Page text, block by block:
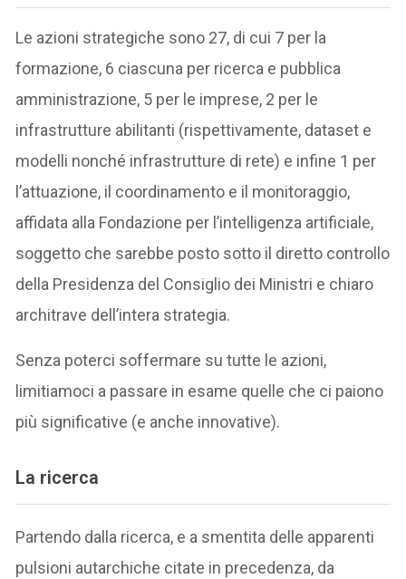
Le azioni strategiche sono 27, di cui 7 per la
formazione, 6 ciascuna per ricerca e pubblica
amministrazione, 5 per le imprese, 2 per le
infrastrutture abilitanti (rispettivamente, dataset e
modelli nonché infrastrutture di rete) e infine 1 per
l’attuazione, il coordinamento e il monitoraggio,
affidata alla Fondazione per l’intelligenza artificiale,
soggetto che sarebbe posto sotto il diretto controllo
della Presidenza del Consiglio dei Ministri e chiaro
architrave dell’intera strategia.
Senza poterci soffermare su tutte le azioni,
limitiamoci a passare in esame quelle che ci paiono
più significative (e anche innovative).
La ricerca
Partendo dalla ricerca, e a smentita delle apparenti
pulsioni autarchiche citate in precedenza, da